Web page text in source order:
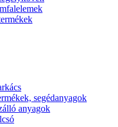
segédanyagok
anyagok